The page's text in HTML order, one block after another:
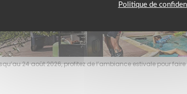
24 août 2026, profitez de l’ambiance estivale pour
Politique de